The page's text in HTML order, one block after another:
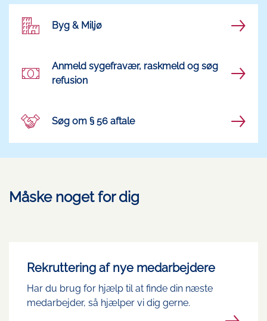
Byg & Miljø
Anmeld sygefravær, raskmeld og søg
refusion
Søg om § 56 aftale
Måske noget for dig
Rekruttering af nye medarbejdere
Har du brug for hjælp til at finde din næste
medarbejder, så hjælper vi dig gerne.